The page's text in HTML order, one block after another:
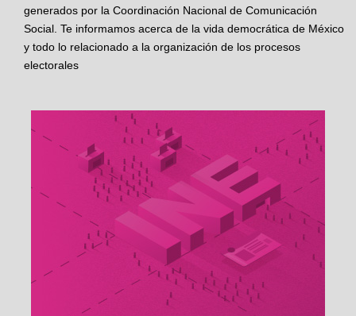
generados por la Coordinación Nacional de Comunicación
Social. Te informamos acerca de la vida democrática de México
y todo lo relacionado a la organización de los procesos
electorales